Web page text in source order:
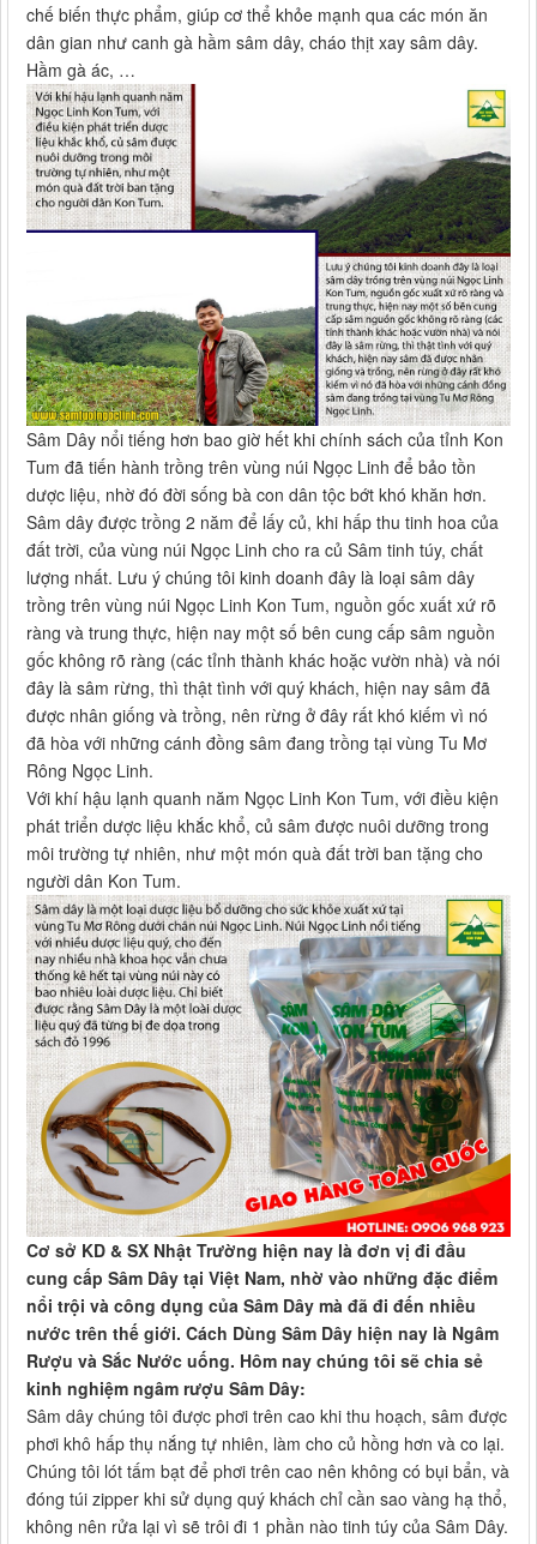
chế biến thực phẩm, giúp cơ thể khỏe mạnh qua các món ăn
dân gian như canh gà hầm sâm dây, cháo thịt xay sâm dây.
Hầm gà ác, …
Sâm Dây nổi tiếng hơn bao giờ hết khi chính sách của tỉnh Kon
Tum đã tiến hành trồng trên vùng núi Ngọc Linh để bảo tồn
dược liệu, nhờ đó đời sống bà con dân tộc bớt khó khăn hơn.
Sâm dây được trồng 2 năm để lấy củ, khi hấp thu tinh hoa của
đất trời, của vùng núi Ngọc Linh cho ra củ Sâm tinh túy, chất
lượng nhất. Lưu ý chúng tôi kinh doanh đây là loại sâm dây
trồng trên vùng núi Ngọc Linh Kon Tum, nguồn gốc xuất xứ rõ
ràng và trung thực, hiện nay một số bên cung cấp sâm nguồn
gốc không rõ ràng (các tỉnh thành khác hoặc vườn nhà) và nói
đây là sâm rừng, thì thật tình với quý khách, hiện nay sâm đã
được nhân giống và trồng, nên rừng ở đây rất khó kiếm vì nó
đã hòa với những cánh đồng sâm đang trồng tại vùng Tu Mơ
Rông Ngọc Linh.
Với khí hậu lạnh quanh năm Ngọc Linh Kon Tum, với điều kiện
phát triển dược liệu khắc khổ, củ sâm được nuôi dưỡng trong
môi trường tự nhiên, như một món quà đất trời ban tặng cho
người dân Kon Tum.
Cơ sở KD & SX Nhật Trường hiện nay là đơn vị đi đầu
cung cấp Sâm Dây tại Việt Nam, nhờ vào những đặc điểm
nổi trội và công dụng của Sâm Dây mà đã đi đến nhiều
nước trên thế giới. Cách Dùng Sâm Dây hiện nay là Ngâm
Rượu và Sắc Nước uống. Hôm nay chúng tôi sẽ chia sẻ
kinh nghiệm ngâm rượu Sâm Dây:
Sâm dây chúng tôi được phơi trên cao khi thu hoạch, sâm được
phơi khô hấp thụ nắng tự nhiên, làm cho củ hồng hơn và co lại.
Chúng tôi lót tấm bạt để phơi trên cao nên không có bụi bẩn, và
đóng túi zipper khi sử dụng quý khách chỉ cần sao vàng hạ thổ,
không nên rửa lại vì sẽ trôi đi 1 phần nào tinh túy của Sâm Dây.